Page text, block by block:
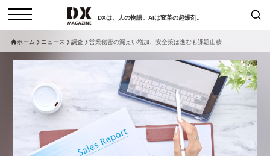
DXは、人の物語。AIは変革の起爆剤。
インタビュー
セミナー ニュース
サービスメニュー 日本オムニチャネル協会
トップページ
検索
現在開催予定のセミナー
ホーム ニュース 調査 営業秘密の漏えい増加、安全策は進むも課題山積